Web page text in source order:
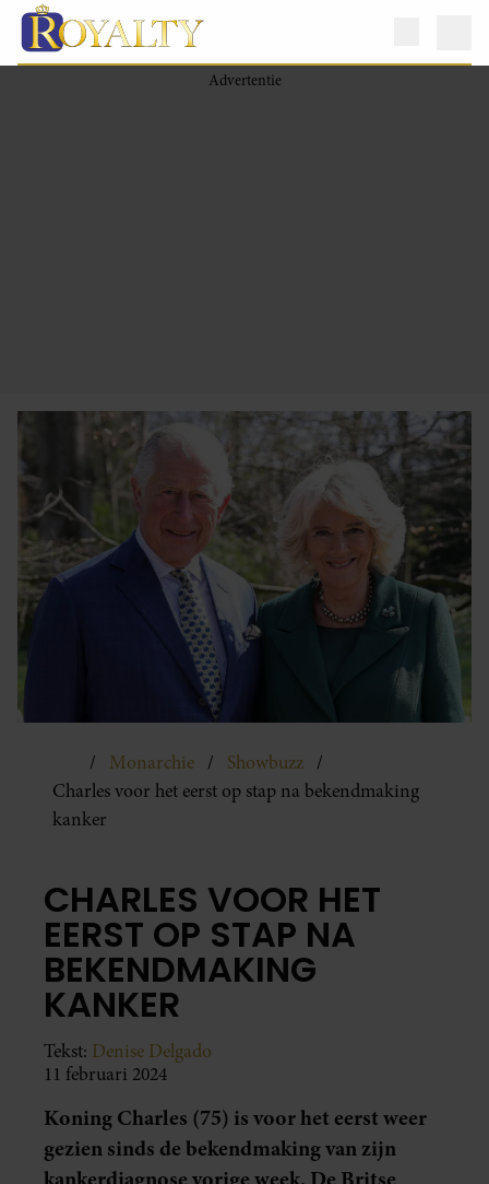
Monarchie
Showbuzz
Charles voor het eerst op stap na bekendmaking
kanker
CHARLES VOOR HET
EERST OP STAP NA
BEKENDMAKING
KANKER
Tekst: Denise Delgado
11 februari 2024
Koning Charles (75) is voor het eerst weer
gezien sinds de bekendmaking van zijn